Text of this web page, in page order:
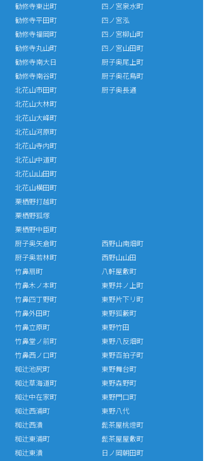
勧修寺東出町
勧修寺平田町
勧修寺福岡町
勧修寺丸山町
勧修寺南大日
勧修寺南谷町
北花山市田町
北花山大林町
北花山大峰町
北花山河原町
北花山寺内町
北花山中道町
北花山山田町
北花山横田町
栗栖野打越町
栗栖野狐塚
栗栖野中臣町
四ノ宮泉水町
四ノ宮泓
四ノ宮柳山町
四ノ宮山田町
厨子奥尾上町
厨子奥花鳥町
厨子奥長通
厨子奥矢倉町
厨子奥若林町
竹鼻扇町
竹鼻木ノ本町
竹鼻四丁野町
竹鼻外田町
竹鼻立原町
竹鼻堂ノ前町
竹鼻西ノ口町
椥辻池尻町
椥辻草海道町
椥辻中在家町
椥辻西浦町
椥辻西潰
椥辻東浦町
椥辻東潰
西野山南畑町
西野山山田
八軒屋敷町
東野井ノ上町
東野片下リ町
東野狐藪町
東野竹田
東野八反畑町
東野百拍子町
東野舞台町
東野森野町
東野門口町
東野八代
髭茶屋桃燈町
髭茶屋屋敷町
日ノ岡朝田町